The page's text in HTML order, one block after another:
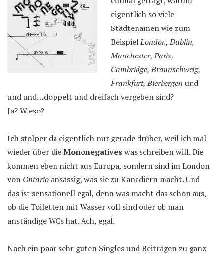
eigentlich so viele
Städtenamen wie zum
BeispielLondon, Dublin,
Manchester, Paris,
Cambridge, Braunschweig,
Frankfurt, Bierbergen und
und und…doppelt und dreifach vergeben sind?
Ja? Wieso?
Ich stolper da eigentlich nur gerade drüber, weil ich mal
wieder über dieMononegativeswas schreiben will. Die
kommen eben nicht aus Europa, sondern sind im London
von Ontario ansässig, was sie zu Kanadiern macht. Und
das ist sensationell egal, denn was macht das schon aus,
ob die Toiletten mit Wasser voll sind oder ob man
anständige WCs hat. Ach, egal.
Nach ein paar sehr guten Singles und Beiträgen zu ganz